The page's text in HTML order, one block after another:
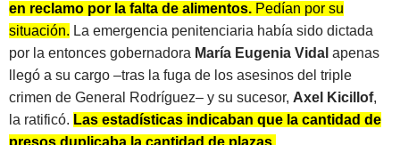
en reclamo por la falta de alimentos. Pedían por su
situación. La emergencia penitenciaria había sido dictada
por la entonces gobernadora María Eugenia Vidal apenas
llegó a su cargo –tras la fuga de los asesinos del triple
crimen de General Rodríguez– y su sucesor, Axel Kicillof,
la ratificó. Las estadísticas indicaban que la cantidad de
presos duplicaba la cantidad de plazas.